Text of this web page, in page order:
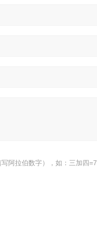
阿拉伯数字），如：三加四=7